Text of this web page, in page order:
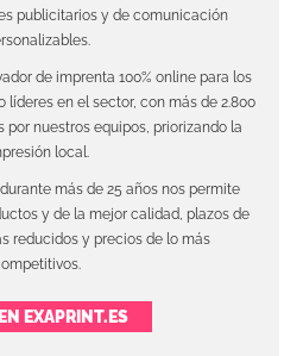
publicitarios y de comunicación
de imprenta 100% online para los
líderes en el sector, con más de 2.800
por nuestros equipos, priorizando la
local.
más de 25 años nos permite
y de la mejor calidad, plazos de
reducidos y precios de lo más
EXAPRINT.ES